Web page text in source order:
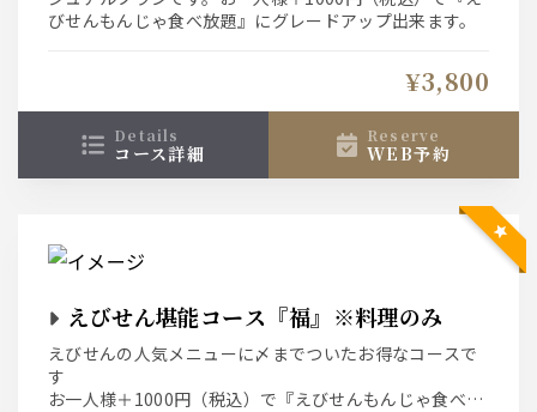
びせんもんじゃ食べ放題』にグレードアップ出来ます。
¥3,800
details
コース詳細
reserve
WEB予約
えびせん堪能コース『福』※料理のみ
えびせんの人気メニューに〆までついたお得なコースで
す
お一人様＋1000円（税込）で『えびせんもんじゃ食べ放